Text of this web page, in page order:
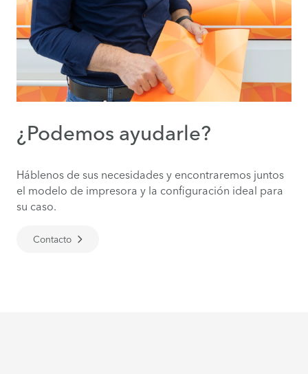
¿Podemos ayudarle?
Háblenos de sus necesidades y encontraremos juntos
el modelo de impresora y la configuración ideal para
su caso.
Contacto